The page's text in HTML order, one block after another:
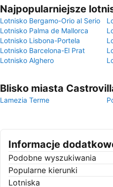
Najpopularniejsze
Lotnisko Bergamo-Orio al Serio
Lotnisko Palma de Mallorca
Lotnisko Lisbona-Portela
Lotnisko Barcelona-El Prat
Lotnisko Alghero
Blisko miasta
Lamezia Terme
Informacje
Podobne wyszukiwania
Popularne kierunki
Lotniska